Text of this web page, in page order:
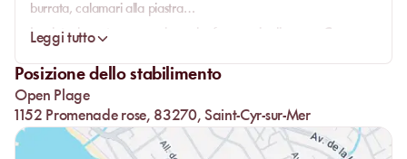
burrata, calamari alla piastra…
Insalate: burrata, open, nizzarda, formaggio di capra, Caesar,
Per i bambini: hamburger o teneri di pollo con patate novelle al
forno o pasta.
Dolci: caffè gourmand, macedonia di frutta, tiramisù, fondente al
cioccolato, baba al rum & panna montata, crepes e waffle,
mochi duo. Infine, per più freschezza: dessert gelati e gelati
Leggi tutto
Posizione dello stabilimento
Open Plage
1152 Promenade rose, 83270, Saint-Cyr-sur-Mer